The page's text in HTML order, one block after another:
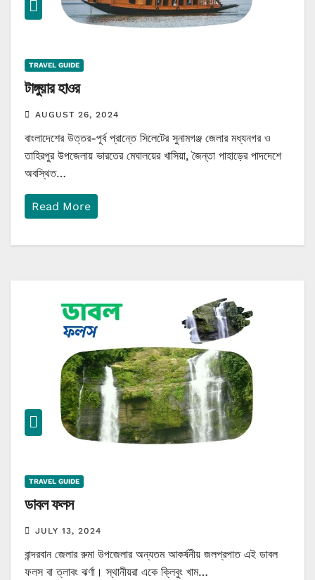
TRAVEL GUIDE
টাঙ্গুয়ার হাওর
AUGUST 26, 2024
বাংলাদেশের উত্তর-পূর্ব প্রান্তে সিলেটের সুনামগঞ্জ জেলার মধ্যনগর ও
তাহিরপুর উপজেলায় ভারতের মেঘালয়ের খাসিয়া, জৈন্তা পাহাড়ের পাদদেশে
অবস্থিত…
Read More
TRAVEL GUIDE
ডাবল ফলস
JULY 13, 2024
বান্দরবান জেলার রুমা উপজেলার অন্যতম আকর্ষনীয় জলপ্রপাত এই ডাবল
ফলস বা ত্লাবং ঝর্ণা। স্থানীয়রা একে ক্লিবুং খাম…